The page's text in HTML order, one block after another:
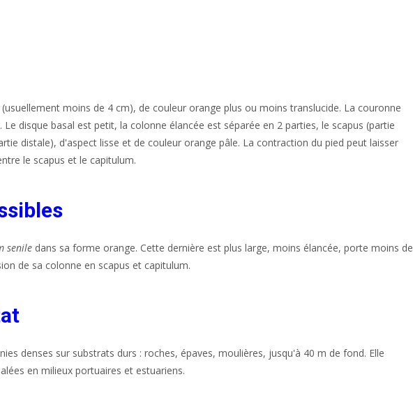
moins de 4 cm), de couleur orange plus ou moins translucide. La couronne
disque basal est petit, la colonne élancée est séparée en 2 parties, le scapus (partie
distale), d'aspect lisse et de couleur orange pâle. La contraction du pied peut laisser
le scapus et le capitulum.
senile dans sa forme orange. Cette dernière est plus large, moins élancée, porte moins de
de sa colonne en scapus et capitulum.
denses sur substrats durs : roches, épaves, moulières, jusqu'à 40 m de fond. Elle
en milieux portuaires et estuariens.